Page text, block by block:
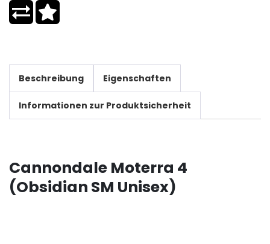
Beschreibung Eigenschaften
Informationen zur Produktsicherheit
Cannondale Moterra 4
(Obsidian SM Unisex)